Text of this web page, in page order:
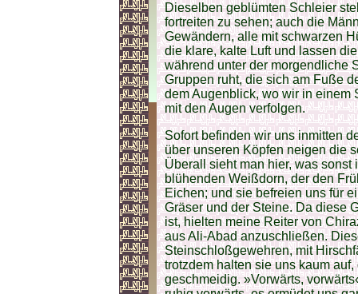
Dieselben geblümten Schleier
fortreiten zu sehen; auch die
Gewändern, alle mit schwarzen
die klare, kalte Luft und lassen
während unter der morgendliche
Gruppen ruht, die sich am Fuße
dem Augenblick, wo wir in einem
mit den Augen verfolgen.
Sofort befinden wir uns inmitten
über unseren Köpfen neigen die
Überall sieht man hier, was
blühenden Weißdorn, der den
Eichen; und sie befreien uns für
Gräser und der Steine. Da diese
ist, hielten meine Reiter von
aus Ali-Abad anzuschließen.
Steinschloßgewehren, mit
trotzdem halten sie uns kaum
geschmeidig. »Vorwärts,